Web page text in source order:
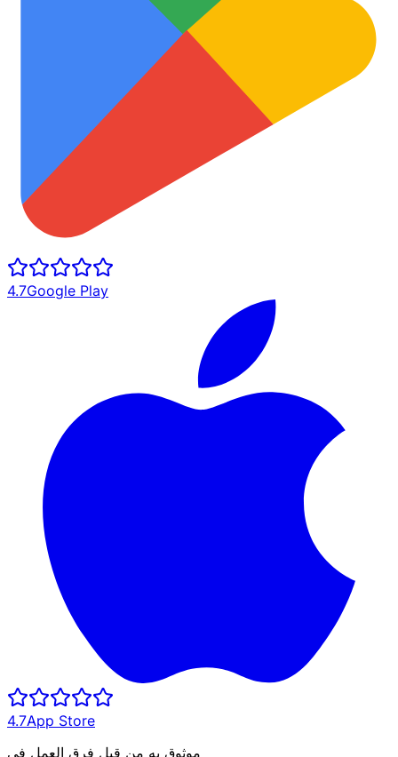
4.7Google Play
4.7App Store
موثوق به من قبل فرق العمل في